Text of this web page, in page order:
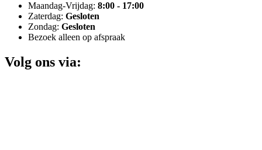
Maandag-Vrijdag: 8:00 - 17:00
Zaterdag: Gesloten
Zondag: Gesloten
Bezoek alleen op afspraak
Volg ons via: